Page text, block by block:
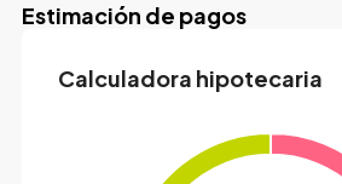
Estimación de pagos
Calculadora hipotecaria